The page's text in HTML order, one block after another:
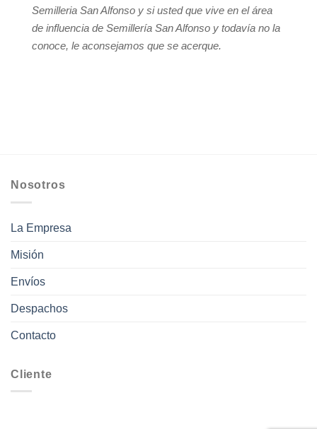
Semilleria San Alfonso y si usted que vive en el área
de influencia de Semillería San Alfonso y todavía no la
conoce, le aconsejamos que se acerque.
Nosotros
La Empresa
Misión
Envíos
Despachos
Contacto
Cliente